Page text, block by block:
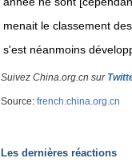
menait le classement
s'est néanmoins
Suivez China.org.cn sur
Source: french.china.org.cn
Les dernières réactions